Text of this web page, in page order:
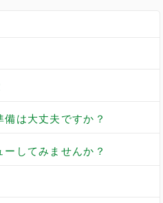
は大丈夫ですか？
してみませんか？